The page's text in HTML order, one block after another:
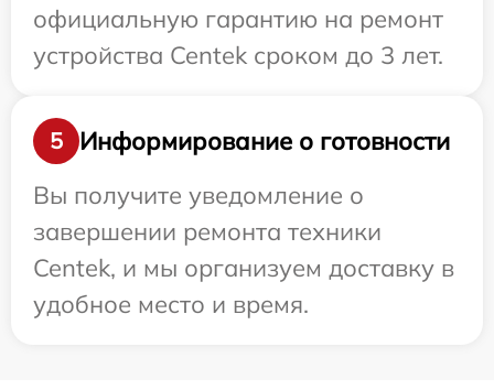
официальную гарантию на ремонт
устройства Centek сроком до 3 лет.
5
Информирование о готовности
Вы получите уведомление о
завершении ремонта техники
Centek, и мы организуем доставку в
удобное место и время.